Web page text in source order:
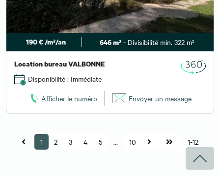
190 € /m²/an 646 m² - Divisibilité min. 322 m²
Location bureau VALBONNE
Disponibilité : Immédiate
Afficher le numéro Envoyer un message
1 2 3 4 5 ... 10 1-12